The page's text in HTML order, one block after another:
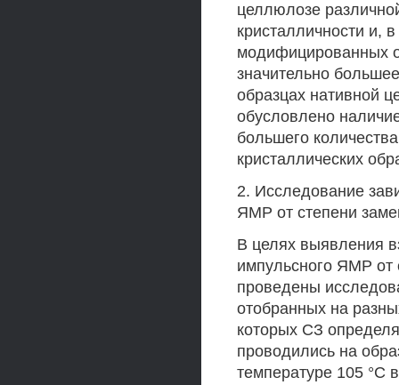
целлюлозе
кристалличности и,
модифицированных
значительно
образцах нативной
обусловлено
большего
кристаллических
2. Исследование
ЯМР от степени
В целях выявления
импульсного ЯМР от
проведены
отобранных на
которых СЗ
проводились на
температуре 105 °С